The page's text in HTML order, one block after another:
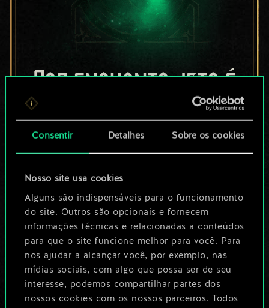
Consentir Detalhes Sobre os cookies
Nosso site usa cookies
Alguns são indispensáveis para o funcionamento
do site. Outros são opcionais e fornecem
informações técnicas e relacionadas a conteúdos
para que o site funcione melhor para você. Para
nos ajudar a alcançar você, por exemplo, nas
mídias sociais, com algo que possa ser de seu
interesse, podemos compartilhar partes dos
nossos cookies com os nossos parceiros. Todos
Por enquanto, isto é
apenas um conjunto
de cartas
compartilhado.
No entanto, dá para
ser muito mais!
Dê um nome para este baralho e crie
um guia